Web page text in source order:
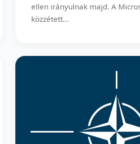
ellen irányulnak majd. A
közzétett...